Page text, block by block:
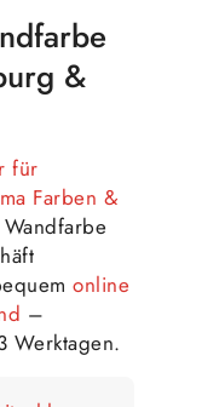
&
für
Farben &
online
–
Werktagen.